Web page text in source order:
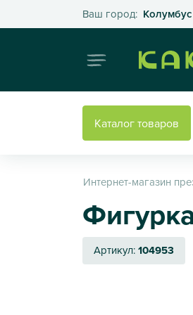
Ваш город: Колумбус
Каталог товаров
Интернет-магазин
Артикул:104953